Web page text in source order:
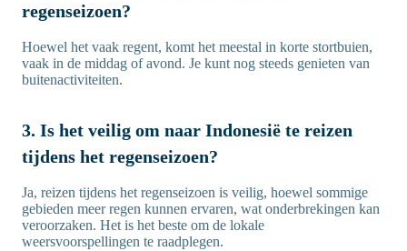
regenseizoen?
Hoewel het vaak regent, komt het meestal in korte stortbuien,
vaak in de middag of avond. Je kunt nog steeds genieten van
buitenactiviteiten.
3. Is het veilig om naar Indonesië te reizen
tijdens het regenseizoen?
Ja, reizen tijdens het regenseizoen is veilig, hoewel sommige
gebieden meer regen kunnen ervaren, wat onderbrekingen kan
veroorzaken. Het is het beste om de lokale
weersvoorspellingen te raadplegen.